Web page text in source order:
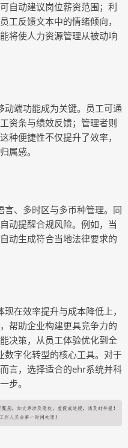
自动建议岗位薪资范围；利
工反馈文本中的情绪倾向，
将使人力资源管理从被动响
端功能成为关键。员工可通
资条与绩效反馈；管理者则
种便捷性不仅提升了效率，
属感。
、多时区与多币种管理。同
动提醒合规风险。例如，当
动生成符合当地法律要求的
在效率提升与成本降低上，
帮助企业构建更具竞争力的
决策，从员工体验优化到全
字化转型的核心工具。对于
言，选择适合的ehr系统并科
步。